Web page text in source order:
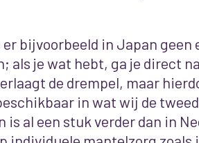
bijvoorbeeld in Japan geen
als je wat hebt, ga je direct
de drempel, maar
in wat wij de
al een stuk verder dan in